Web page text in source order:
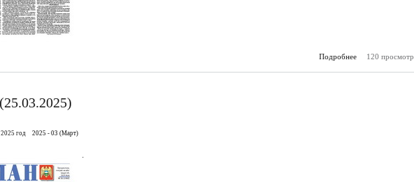
Подробнее
о
120
год 2025 - 03 (Март)